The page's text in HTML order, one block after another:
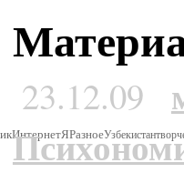
ИнтернетЯРазноеУзбекистан
23.12.09